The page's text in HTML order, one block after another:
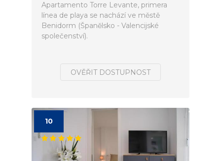
Apartamento Torre Levante, primera
línea de playa se nachází ve městě
Benidorm (Španělsko - Valencijské
společenství).
OVĚŘIT DOSTUPNOST
10